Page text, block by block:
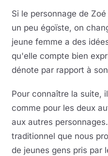
Si le personnage de
un peu égoïste, on
jeune femme a des
qu'elle compte bien
dénote par rapport à
Pour connaître la suite,
comme pour les deux
aux autres
traditionnel que nous
de jeunes gens pris par